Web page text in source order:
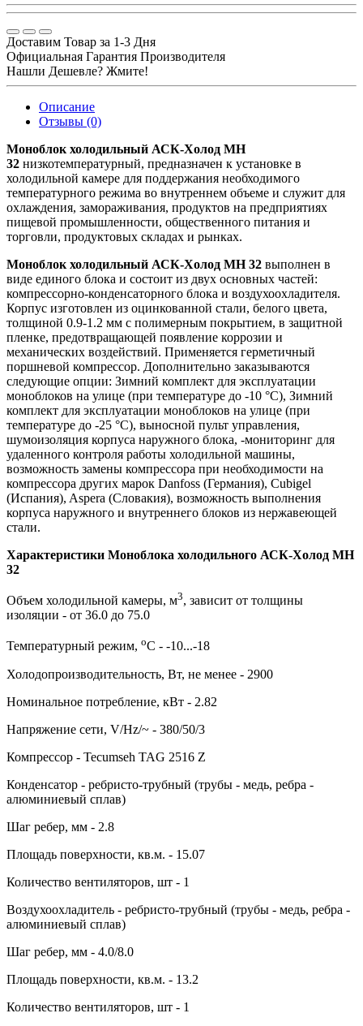
Доставим Товар за 1-3 Дня
Официальная Гарантия Производителя
Нашли Дешевле? Жмите!
Описание
Отзывы (0)
Моноблок холодильный АСК-Холод MH
32 низкотемпературный, предназначен к установке в
холодильной камере для поддержания необходимого
температурного режима во внутреннем объеме и служит для
охлаждения, замораживания, продуктов на предприятиях
пищевой промышленности, общественного питания и
торговли, продуктовых складах и рынках.
Моноблок холодильный АСК-Холод MH 32 выполнен в
виде единого блока и состоит из двух основных частей:
компрессорно-конденсаторного блока и воздухоохладителя.
Корпус изготовлен из оцинкованной стали, белого цвета,
толщиной 0.9-1.2 мм с полимерным покрытием, в защитной
пленке, предотвращающей появление коррозии и
механических воздействий. Применяется герметичный
поршневой компрессор. Дополнительно заказываются
следующие опции: Зимний комплект для эксплуатации
моноблоков на улице (при температуре до -10 °С), Зимний
комплект для эксплуатации моноблоков на улице (при
температуре до -25 °С), выносной пульт управления,
шумоизоляция корпуса наружного блока, -мониторинг для
удаленного контроля работы холодильной машины,
возможность замены компрессора при необходимости на
компрессора других марок Danfoss (Германия), Cubigel
(Испания), Aspera (Словакия), возможность выполнения
корпуса наружного и внутреннего блоков из нержавеющей
стали.
Характеристики Моноблока холодильного АСК-Холод MH
32
Объем холодильной камеры, м3, зависит от толщины
изоляции - от 36.0 до 75.0
Температурный режим, оС - -10...-18
Холодопроизводительность, Вт, не менее - 2900
Номинальное потребление, кВт - 2.82
Напряжение сети, V/Hz/~ - 380/50/3
Компрессор - Tecumseh TAG 2516 Z
Конденсатор - ребристо-трубный (трубы - медь, ребра -
алюминиевый сплав)
Шаг ребер, мм - 2.8
Площадь поверхности, кв.м. - 15.07
Количество вентиляторов, шт - 1
Воздухоохладитель - ребристо-трубный (трубы - медь, ребра -
алюминиевый сплав)
Шаг ребер, мм - 4.0/8.0
Площадь поверхности, кв.м. - 13.2
Количество вентиляторов, шт - 1